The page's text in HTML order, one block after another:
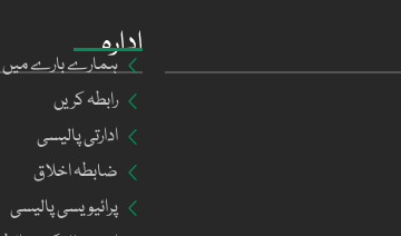
ادارہ
ہمارے بارے میں
رابطہ کریں
ادارتی پالیسی
ضابطہ اخلاق
پرائیویسی پالیسی